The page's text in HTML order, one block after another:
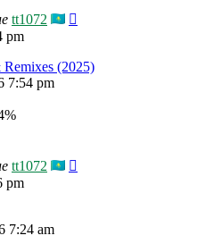
tt1072
pm
(2025)
7:54 pm
tt1072
pm
7:24 am